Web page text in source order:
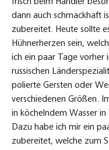
dann auch schmackhaft
zubereitet. Heute sollte
Hühnerherzen sein,
ich ein paar Tage vorher
russischen
polierte Gersten oder
verschiedenen Größen.
in köchelndem Wasser
Dazu habe ich mir ein
zubereitet, welche zum